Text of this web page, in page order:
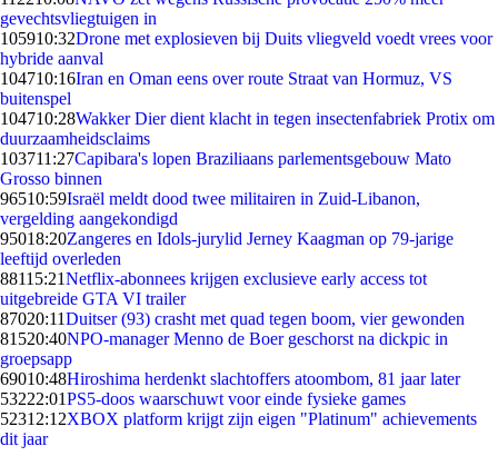
gevechtsvliegtuigen in
105910:32Drone met explosieven bij Duits vliegveld voedt vrees voor
hybride aanval
104710:16Iran en Oman eens over route Straat van Hormuz, VS
buitenspel
104710:28Wakker Dier dient klacht in tegen insectenfabriek Protix om
duurzaamheidsclaims
103711:27Capibara's lopen Braziliaans parlementsgebouw Mato
Grosso binnen
96510:59Israël meldt dood twee militairen in Zuid-Libanon,
vergelding aangekondigd
95018:20Zangeres en Idols-jurylid Jerney Kaagman op 79-jarige
leeftijd overleden
88115:21Netflix-abonnees krijgen exclusieve early access tot
uitgebreide GTA VI trailer
87020:11Duitser (93) crasht met quad tegen boom, vier gewonden
81520:40NPO-manager Menno de Boer geschorst na dickpic in
groepsapp
69010:48Hiroshima herdenkt slachtoffers atoombom, 81 jaar later
53222:01PS5-doos waarschuwt voor einde fysieke games
52312:12XBOX platform krijgt zijn eigen "Platinum" achievements
dit jaar